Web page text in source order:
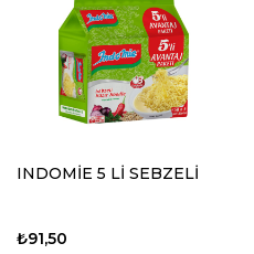
INDOMİE 5 Lİ SEBZELİ
₺91,50